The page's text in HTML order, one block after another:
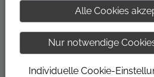
Alle Cookies
Nur notwendige
Individuelle Cookie-